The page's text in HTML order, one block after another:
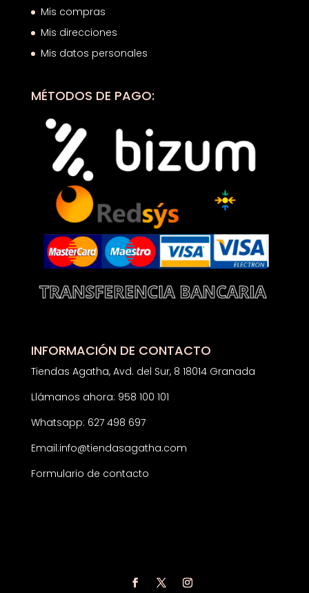
Mis compras
Mis direcciones
Mis datos personales
MÉTODOS DE PAGO:
INFORMACIÓN DE CONTACTO
Tiendas Agatha, Avd. del Sur, 8 18014 Granada
Llámanos ahora: 958 100 101
Whatsapp: 627 498 697
Email:info@tiendasagatha.com
Formulario de contacto